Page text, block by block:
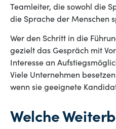
Teamleiter, die sowohl die
die Sprache der Menschen
Wer den Schritt in die
gezielt das Gespräch mit
Interesse an
Viele Unternehmen
wenn sie geeignete
Welche